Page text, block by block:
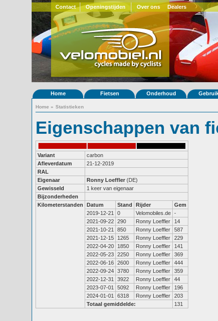
Contact Openingstijden Over ons Dealers
Home Fietsen Onderhoud
Home » Statistieken
Eigenschappen van
Variant
carbon
Afleverdatum
21-12-2019
RAL
Eigenaar
Ronny Loeffler (DE)
Gewisseld
1 keer van eigenaar
Bijzonderheden
Kilometerstanden
Datum Stand Rijder
Gem
2019-12-21
0 Velomobiles.de -
2021-09-22 290 Ronny Loeffler
14
2021-10-21
850 Ronny Loeffler
587
2021-12-15
1265 Ronny Loeffler
229
2022-04-20
1850 Ronny Loeffler
141
2022-05-23 2250 Ronny Loeffler
369
2022-06-16 2600 Ronny Loeffler
444
2022-09-24 3780 Ronny Loeffler
359
2022-12-31
3922 Ronny Loeffler
44
2023-07-01
5092 Ronny Loeffler
196
2024-01-01
6318 Ronny Loeffler
203
Totaal gemiddelde:
131